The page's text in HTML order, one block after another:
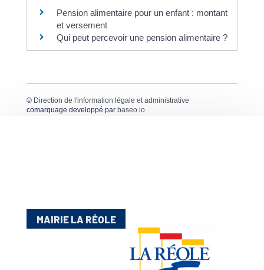
Pension alimentaire pour un enfant : montant
et versement
Qui peut percevoir une pension alimentaire ?
© Direction de l'information légale et administrative
comarquage developpé par baseo.io
MAIRIE LA RÉOLE